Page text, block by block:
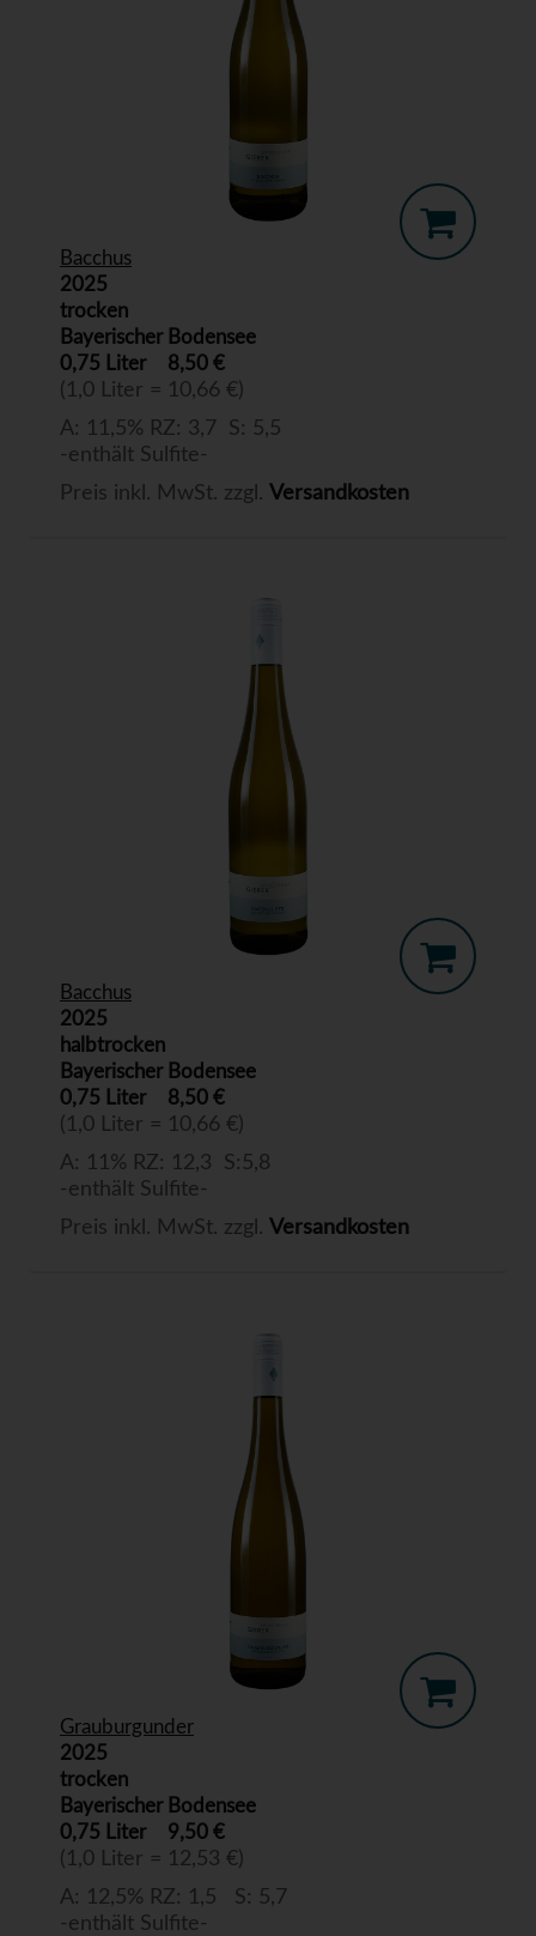
Bacchus
2025
trocken
Bayerischer Bodensee
0,75 Liter
8,50 €
(1,0 Liter = 10,66 €)
A: 11,5% RZ: 3,7 S: 5,5
-enthält Sulfite-
Preis inkl. MwSt. zzgl. Versandkosten
Bacchus
2025
halbtrocken
Bayerischer Bodensee
0,75 Liter
8,50 €
(1,0 Liter = 10,66 €)
A: 11% RZ: 12,3 S:5,8
-enthält Sulfite-
Preis inkl. MwSt. zzgl. Versandkosten
Grauburgunder
2025
trocken
Bayerischer Bodensee
0,75 Liter
9,50 €
(1,0 Liter = 12,53 €)
A: 12,5% RZ: 1,5 S: 5,7
-enthält Sulfite-